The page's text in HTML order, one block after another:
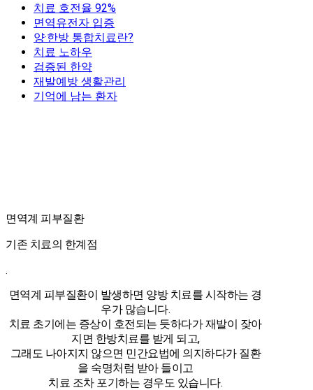
치료 호전율 92%
면역유전자 입증
양·한방 통합치료란?
치료 노하우
검증된 한약
재발예방 생활관리
기억에 남는 환자
면역계 피부질환
기존 치료의 한계점
.
면역계 피부질환이 발생하면 양방 치료를 시작하는 경
우가 많습니다.
치료 초기에는 증상이 호전되는 듯하다가 재발이 잦아
지면 한방치료를 받게 되고,
그래도 나아지지 않으면 민간요법에 의지하다가 질환
을 숙명처럼 받아 들이고
치료 조차 포기하는 경우도 있습니다.